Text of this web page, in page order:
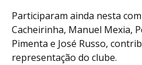
Participaram ainda nesta
Cacheirinha, Manuel Mexia,
Pimenta e José Russo,
representação do clube.